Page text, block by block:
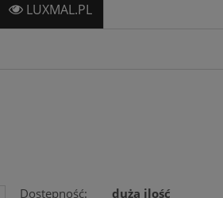
LUXMAL.PL
Dostępność:
duża ilość